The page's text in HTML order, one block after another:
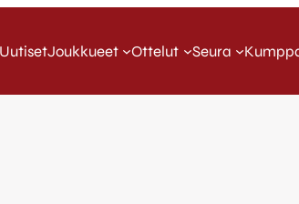
UutisetJoukkueet Ottelut Seura